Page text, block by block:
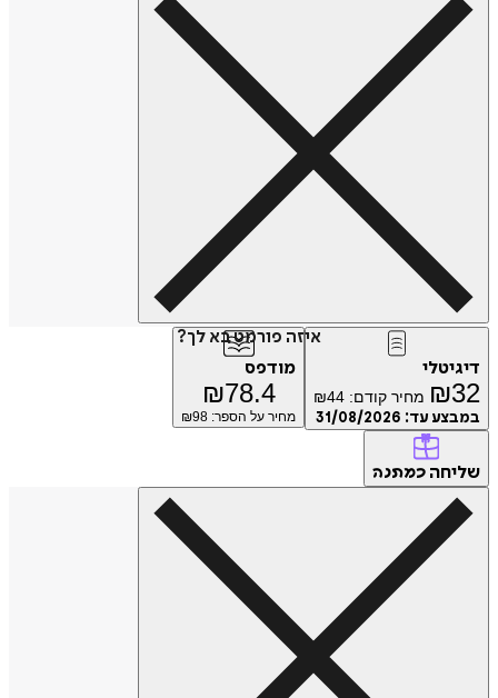
איזה פורמט בא לך?
דיגיטלי
₪32 מחיר קודם: ₪44
במבצע עד: 31/08/2026
מודפס
₪78.4
מחיר על הספר: ₪ 98
שליחה כמתנה